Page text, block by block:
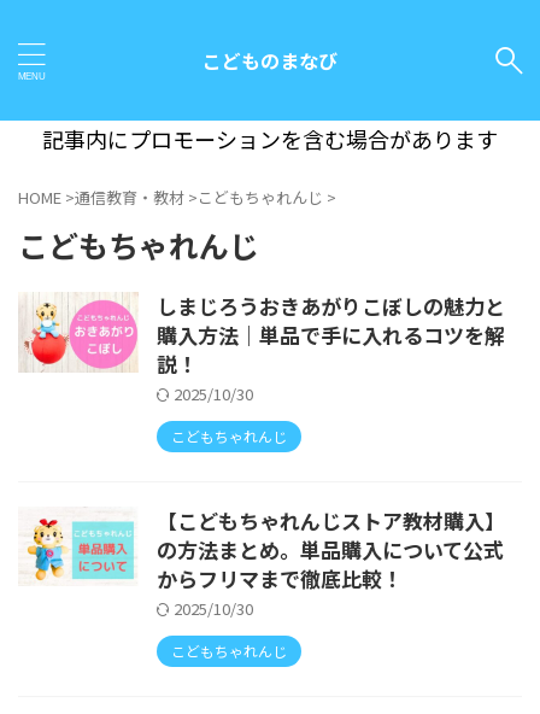
こどものまなび
記事内にプロモーションを含む場合があります
HOME >通信教育・教材 >こどもちゃれんじ >
こどもちゃれんじ
しまじろうおきあがりこぼしの魅力と
購入方法｜単品で手に入れるコツを解
説！
2025/10/30
こどもちゃれんじ
【こどもちゃれんじストア教材購入】
の方法まとめ。単品購入について公式
からフリマまで徹底比較！
2025/10/30
こどもちゃれんじ